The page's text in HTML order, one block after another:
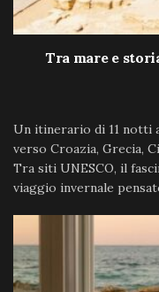
Tra mare e
Un itinerario di 11 notti
verso Croazia, Grecia,
Tra siti UNESCO, il
viaggio invernale